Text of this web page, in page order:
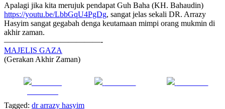
Apalagi jika kita merujuk pendapat Guh Baha (KH. Bahaudin)
https://youtu.be/LbbGqU4PgDg, sangat jelas sekali DR. Arrazy
Hasyim sangat gegabah denga keutamaan mimpi orang mukmin di
akhir zaman.
————————————-
MAJELIS GAZA
(Gerakan Akhir Zaman)
Tagged: dr arrazy hasyim